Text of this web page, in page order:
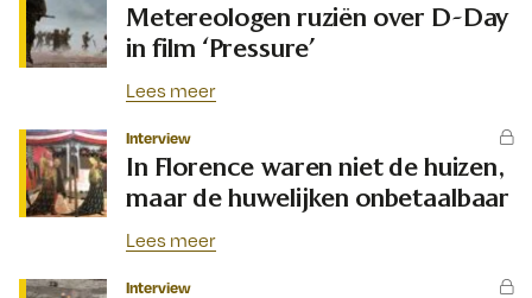
Metereologen ruziën over D-Day
in film ‘Pressure’
Lees meer
Interview
In Florence waren niet de huizen,
maar de huwelijken onbetaalbaar
Lees meer
Interview